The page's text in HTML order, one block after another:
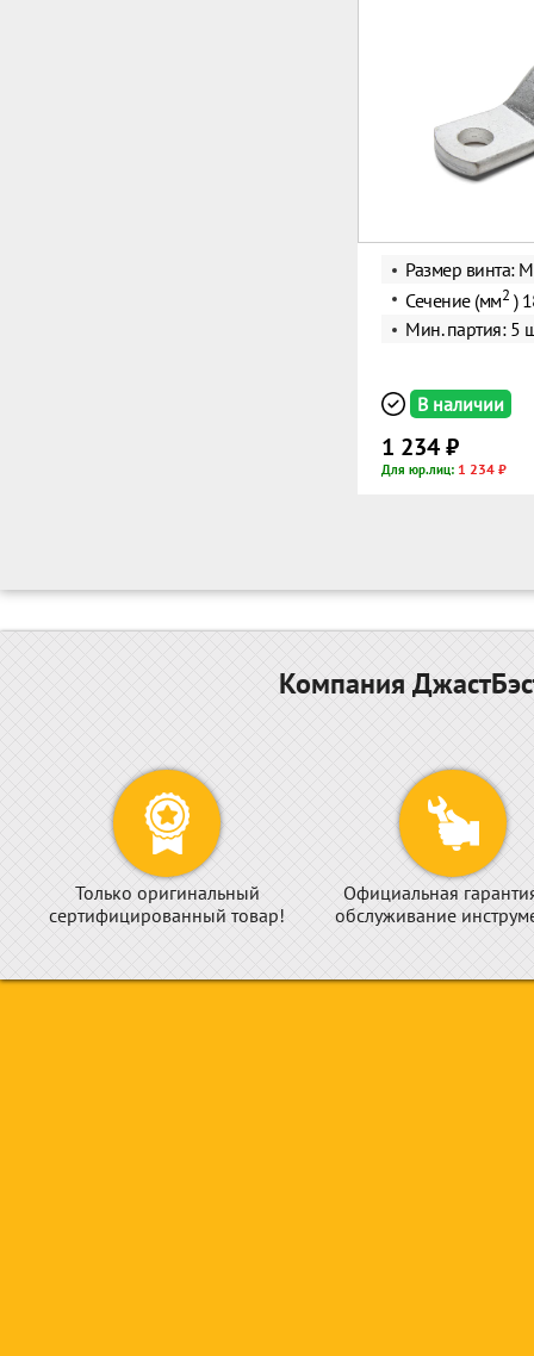
Размер винта:
Сечение (мм2 )
Мин. партия: 5
В наличии
1 234 ₽
Для юр.лиц: 1 234 ₽
Компания
Только оригинальный
сертифицированный товар!
Официальная
обслуживание